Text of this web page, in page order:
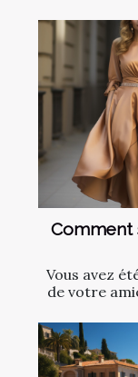
Comment
Vous avez
de votre